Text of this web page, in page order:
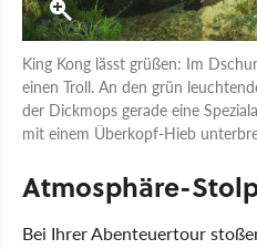
King Kong lässt grüßen: Im
einen Troll. An den grün
der Dickmops gerade eine
mit einem Überkopf-Hieb
Atmosphäre-
Bei Ihrer Abenteuertour